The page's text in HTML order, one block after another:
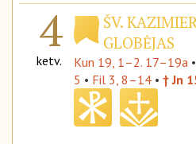
4
ketv.
ŠV.
GLOBĖJAS
Kun 19, 1–2. 17–19a •
5 • Fil 3, 8–14 • † Jn